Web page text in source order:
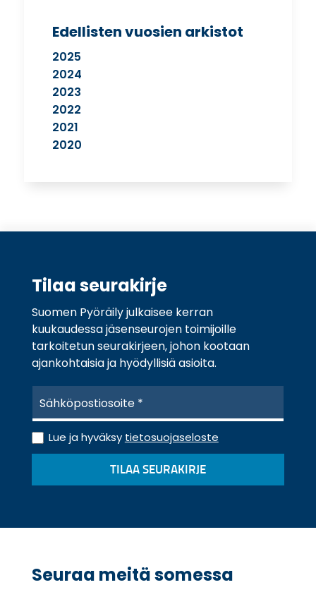
Edellisten vuosien arkistot
2025
2024
2023
2022
2021
2020
Tilaa seurakirje
Suomen Pyöräily julkaisee kerran
kuukaudessa jäsenseurojen toimijoille
tarkoitetun seurakirjeen, johon kootaan
ajankohtaisia ja hyödyllisiä asioita.
h
k
ö
s
*
T
i
o
o
s
Lue ja hyväksy tietosuojaseloste
TILAA SEURAKIRJE
Seuraa meitä somessa